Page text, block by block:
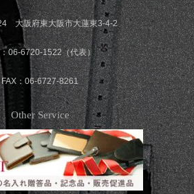
大阪府東大阪市大蓮東3-4-2
06-6720-1522（代表）
FAX：06-6727-8261
Other Service